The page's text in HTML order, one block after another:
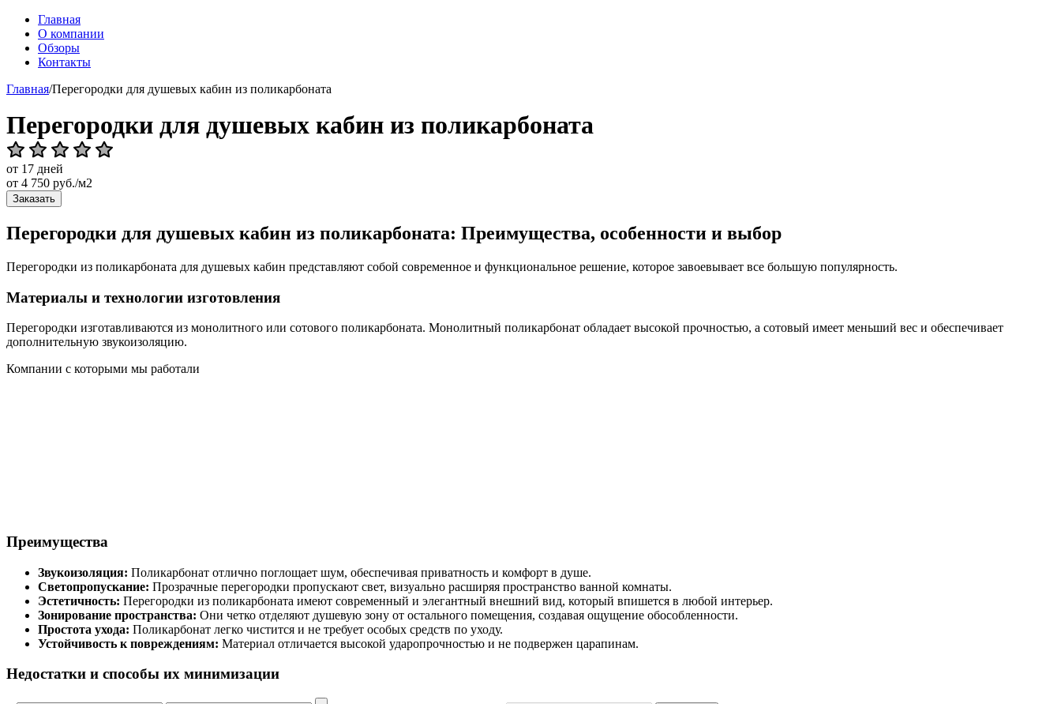
Главная
О компании
Обзоры
Контакты
Главная/Перегородки для душевых кабин из поликарбоната
Перегородки для душевых кабин из поликарбоната
от 17 дней
от 4 750 руб./м2
Заказать
Перегородки для душевых кабин из поликарбоната: Преимущества, особенности и выбор
Перегородки из поликарбоната для душевых кабин представляют собой современное и функциональное решение, которое завоевывает все большую популярность.
Материалы и технологии изготовления
Перегородки изготавливаются из монолитного или сотового поликарбоната. Монолитный поликарбонат обладает высокой прочностью, а сотовый имеет меньший вес и обеспечивает
дополнительную звукоизоляцию.
Компании с которыми мы работали
Преимущества
Звукоизоляция: Поликарбонат отлично поглощает шум, обеспечивая приватность и комфорт в душе.
Светопропускание: Прозрачные перегородки пропускают свет, визуально расширяя пространство ванной комнаты.
Эстетичность: Перегородки из поликарбоната имеют современный и элегантный внешний вид, который впишется в любой интерьер.
Зонирование пространства: Они четко отделяют душевую зону от остального помещения, создавая ощущение обособленности.
Простота ухода: Поликарбонат легко чистится и не требует особых средств по уходу.
Устойчивость к повреждениям: Материал отличается высокой ударопрочностью и не подвержен царапинам.
Недостатки и способы их минимизации